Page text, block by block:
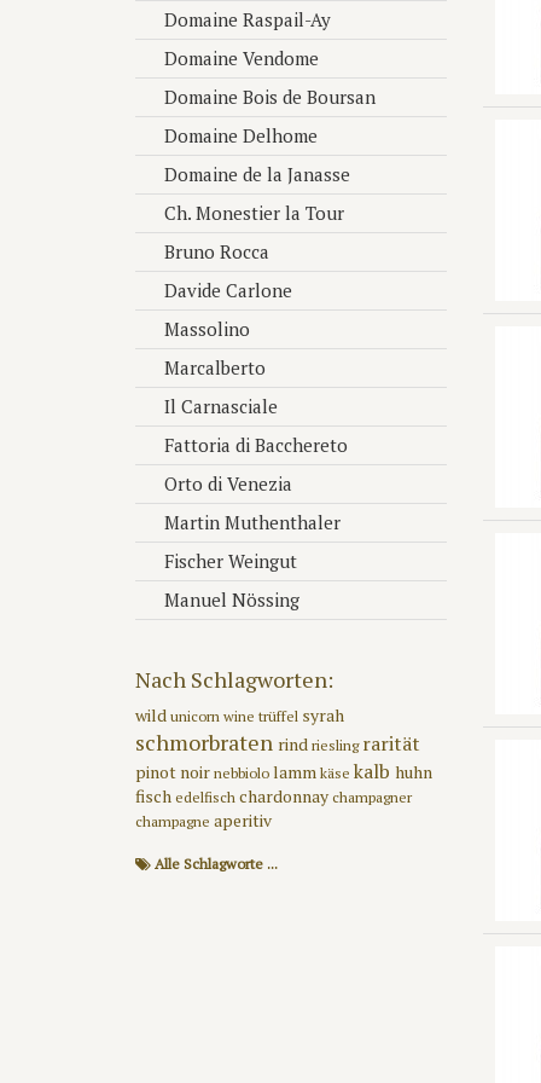
Domaine Raspail-Ay
Domaine Vendome
Domaine Bois de Boursan
Domaine Delhome
Domaine de la Janasse
Ch. Monestier la Tour
Bruno Rocca
Davide Carlone
Massolino
Marcalberto
Il Carnasciale
Fattoria di Bacchereto
Orto di Venezia
Martin Muthenthaler
Fischer Weingut
Manuel Nössing
Nach Schlagworten:
wild unicorn wine trüffel syrah
schmorbraten rind riesling rarität
pinot noir nebbiolo lamm käse kalb huhn
fisch edelfisch chardonnay champagner
champagne aperitiv
Alle Schlagworte ...
von
Eine
war,
die
Jahre
Zeit
sind.
alle
vor
eines
denn
wie
hat.
an
Knick
auf.